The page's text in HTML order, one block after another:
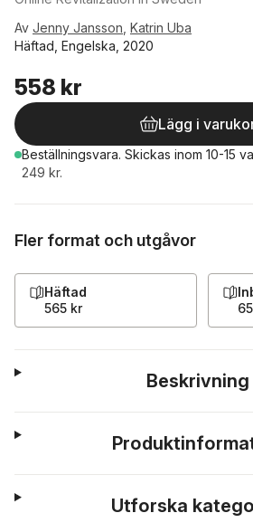
Av Jenny Jansson Katrin Uba
Häftad, Engelska, 2020
558 kr
Lägg i
Beställningsvara. Skickas inom 10-15
249 kr.
Fler format och utgåvor
Häftad
565 kr
Beskrivning
Utforska